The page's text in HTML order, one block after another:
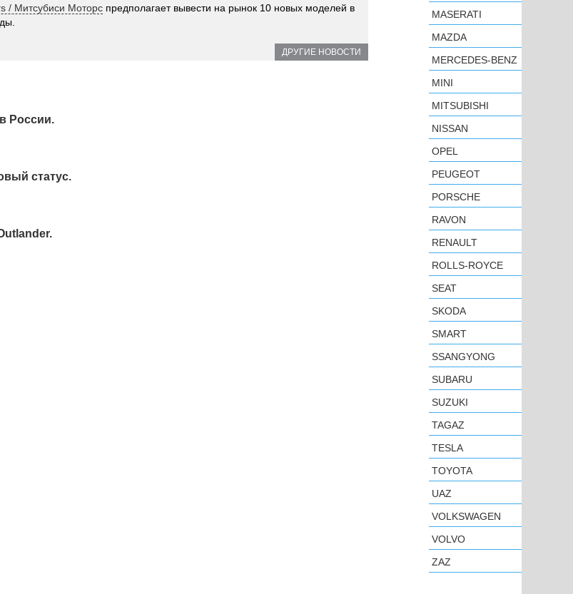
/ Митсубиси Моторс предполагает вывести на рынок 10 новых моделей в
ДРУГИЕ НОВОСТИ
России.
статус.
MASERATI
MAZDA
MERCEDES-BENZ
MINI
MITSUBISHI
NISSAN
OPEL
PEUGEOT
PORSCHE
RAVON
RENAULT
ROLLS-ROYCE
SEAT
SKODA
SMART
SSANGYONG
SUBARU
SUZUKI
TAGAZ
TESLA
TOYOTA
UAZ
VOLKSWAGEN
VOLVO
ZAZ